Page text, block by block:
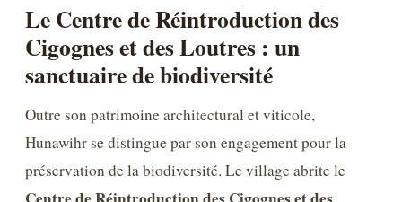
Le Centre de Réintroduction des
Cigognes et des Loutres : un
sanctuaire de biodiversité
Outre son patrimoine architectural et viticole,
Hunawihr se distingue par son engagement pour la
préservation de la biodiversité. Le village abrite le